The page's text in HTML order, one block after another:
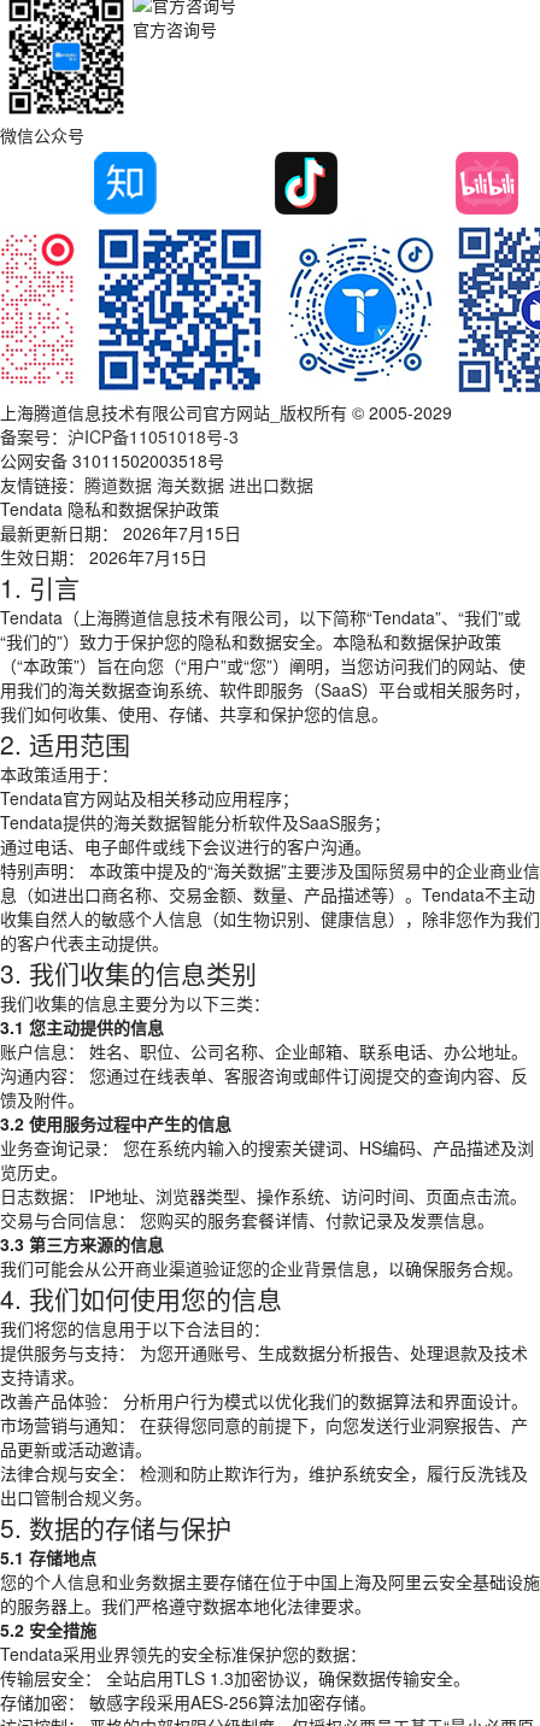
微信公众号
官方咨询号
上海腾道信息技术有限公司官方网站_版权所有 © 2005-2029
备案号： 沪ICP备11051018号-3
公网安备 31011502003518号
友情链接： 腾道数据 海关数据 进出口数据
Tendata 隐私和数据保护政策
最新更新日期： 2026年7月15日
生效日期： 2026年7月15日
1. 引言
Tendata（上海腾道信息技术有限公司，以下简称“Tendata”、“我们”或
“我们的”）致力于保护您的隐私和数据安全。本隐私和数据保护政策
（“本政策”）旨在向您（“用户”或“您”）阐明，当您访问我们的网站、使
用我们的海关数据查询系统、软件即服务（SaaS）平台或相关服务时，
我们如何收集、使用、存储、共享和保护您的信息。
2. 适用范围
本政策适用于：
Tendata官方网站及相关移动应用程序；
Tendata提供的海关数据智能分析软件及SaaS服务；
通过电话、电子邮件或线下会议进行的客户沟通。
特别声明： 本政策中提及的“海关数据”主要涉及国际贸易中的企业商业信
息（如进出口商名称、交易金额、数量、产品描述等）。Tendata不主动
收集自然人的敏感个人信息（如生物识别、健康信息），除非您作为我们
的客户代表主动提供。
3. 我们收集的信息类别
我们收集的信息主要分为以下三类：
3.1 您主动提供的信息
账户信息： 姓名、职位、公司名称、企业邮箱、联系电话、办公地址。
沟通内容： 您通过在线表单、客服咨询或邮件订阅提交的查询内容、反
馈及附件。
3.2 使用服务过程中产生的信息
业务查询记录： 您在系统内输入的搜索关键词、HS编码、产品描述及浏
览历史。
日志数据： IP地址、浏览器类型、操作系统、访问时间、页面点击流。
交易与合同信息： 您购买的服务套餐详情、付款记录及发票信息。
3.3 第三方来源的信息
我们可能会从公开商业渠道验证您的企业背景信息，以确保服务合规。
4. 我们如何使用您的信息
我们将您的信息用于以下合法目的：
提供服务与支持： 为您开通账号、生成数据分析报告、处理退款及技术
支持请求。
改善产品体验： 分析用户行为模式以优化我们的数据算法和界面设计。
市场营销与通知： 在获得您同意的前提下，向您发送行业洞察报告、产
品更新或活动邀请。
法律合规与安全： 检测和防止欺诈行为，维护系统安全，履行反洗钱及
出口管制合规义务。
5. 数据的存储与保护
5.1 存储地点
您的个人信息和业务数据主要存储在位于中国上海及阿里云安全基础设施
的服务器上。我们严格遵守数据本地化法律要求。
5.2 安全措施
Tendata采用业界领先的安全标准保护您的数据：
传输层安全： 全站启用TLS 1.3加密协议，确保数据传输安全。
存储加密： 敏感字段采用AES-256算法加密存储。